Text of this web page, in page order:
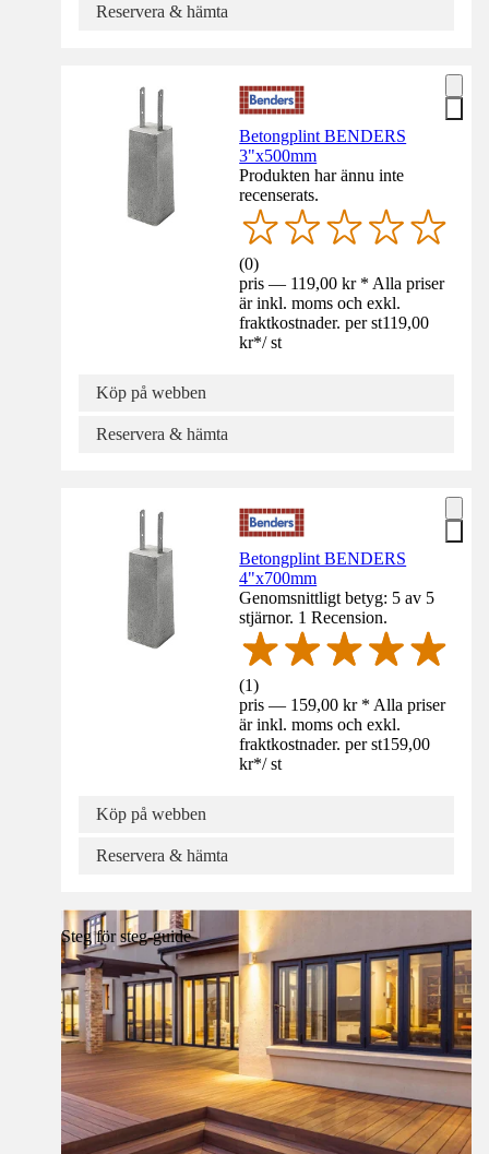
Reservera & hämta
Betongplint BENDERS
3"x500mm
Produkten har ännu inte
recenserats.
(0)
pris — 119,00 kr * Alla priser
är inkl. moms och exkl.
fraktkostnader. per st119,00
kr*/ st
Köp på webben
Reservera & hämta
Betongplint BENDERS
4"x700mm
Genomsnittligt betyg: 5 av 5
stjärnor. 1 Recension.
(1)
pris — 159,00 kr * Alla priser
är inkl. moms och exkl.
fraktkostnader. per st159,00
kr*/ st
Köp på webben
Reservera & hämta
Steg för steg-guide